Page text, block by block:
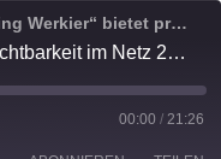
Der Podcast „Online Marketing Werkier“ bietet praxisnahe Einblicke in die Welt des digitalen Marketings, der Suchmaschinenoptimierung (SEO) und der künstlichen Intelligenz (KI).
KI vs. SEO: Wie Sie Ihre Sichtbarkeit im Netz 2025 sichern
00:00 / 21:26